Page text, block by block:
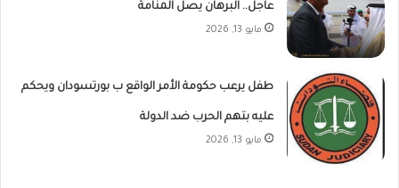
عاجل.. البرهان يصل المنامة
مايو 13, 2026
طفل يرعب حكومة الأمر الواقع ب بورتسودان ويحكم
عليه بتهم الحرب ضد الدولة
مايو 13, 2026